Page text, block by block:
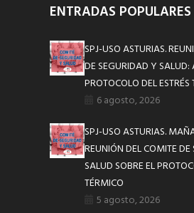
ENTRADAS POPULARES
SPJ-USO ASTURIAS.
DE SEGURIDAD Y
PROTOCOLO DEL ESTRÉS
6 agosto, 2026
SPJ-USO ASTURIAS.
REUNIÓN DEL COMITE
SALUD SOBRE EL
TÉRMICO
5 agosto, 2026